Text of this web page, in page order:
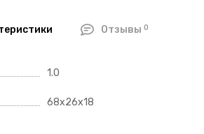
Отзывы 0
1.0
68x26x18